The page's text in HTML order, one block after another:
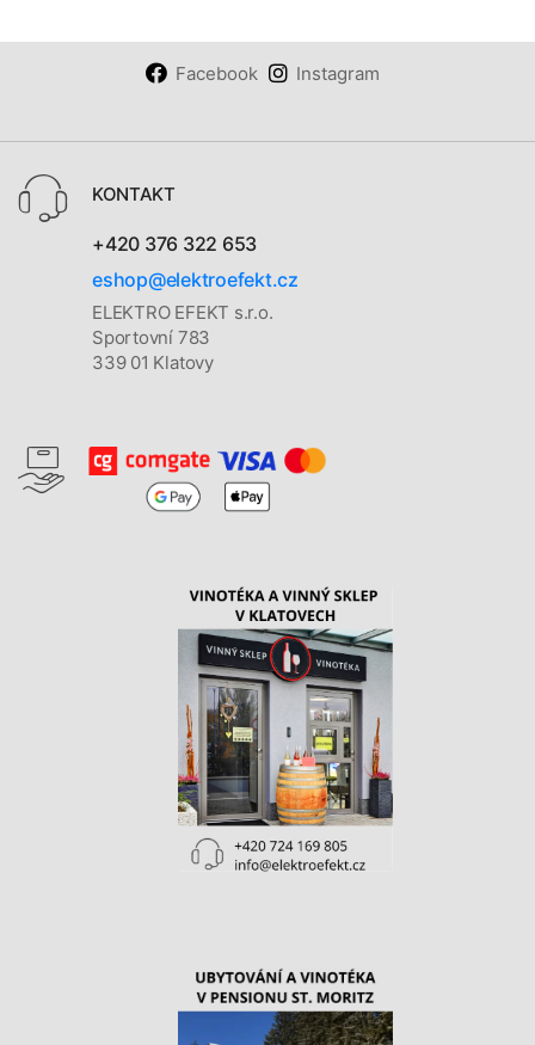
Facebook Instagram
KONTAKT
+420 376 322 653
eshop@elektroefekt.cz
ELEKTRO EFEKT s.r.o.
Sportovní 783
339 01 Klatovy